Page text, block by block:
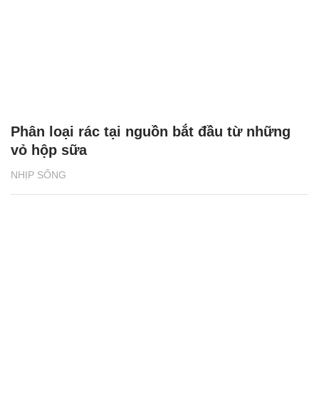
NHỊP SỐNG
Phân loại rác tại nguồn bắt đầu từ những
vỏ hộp sữa